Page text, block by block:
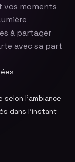
moments
à partager
avec sa part
l'ambiance
dans l'instant